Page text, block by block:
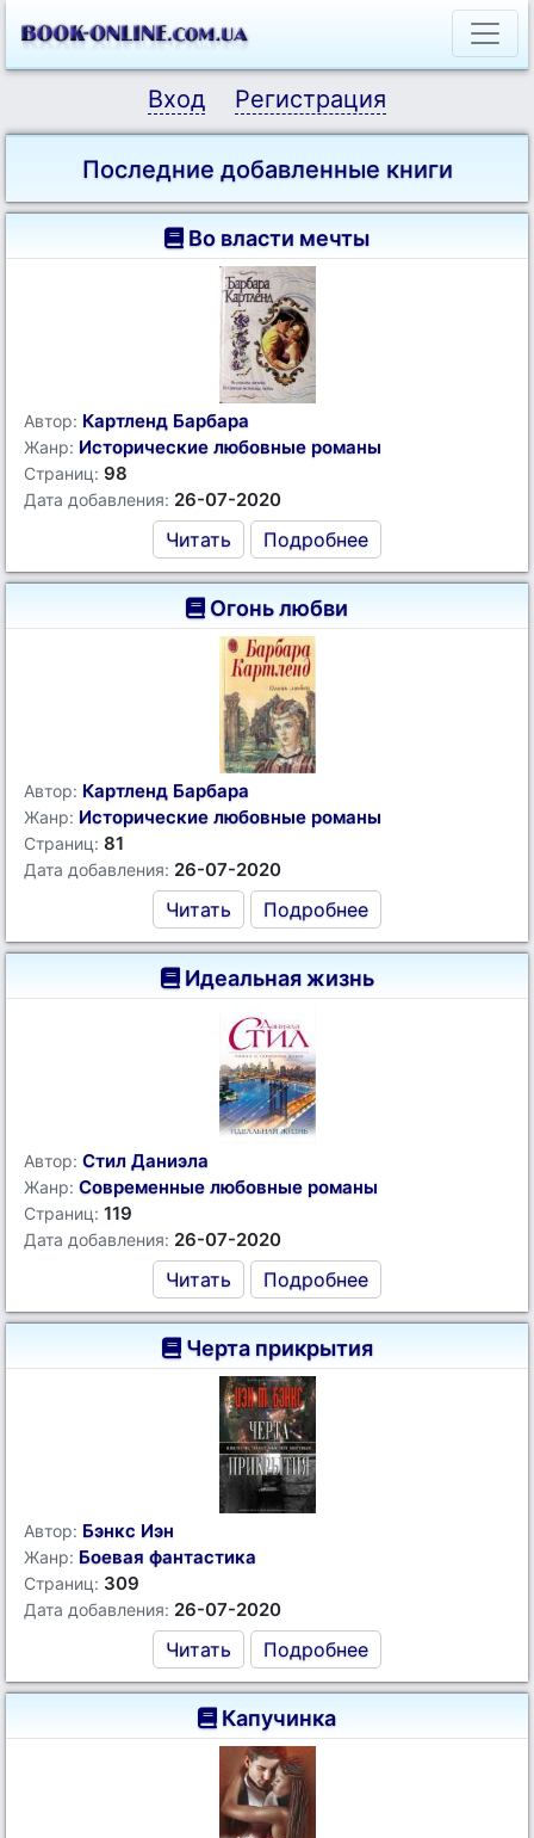
Вход Регистрация
Последние добавленные книги
Во власти мечты
Автор: Картленд Барбара
Жанр: Исторические любовные романы
Страниц: 98
Дата добавления: 26-07-2020
Читать Подробнее
Огонь любви
Автор: Картленд Барбара
Жанр: Исторические любовные романы
Страниц: 81
Дата добавления: 26-07-2020
Читать Подробнее
Идеальная жизнь
Автор: Стил Даниэла
Жанр: Современные любовные романы
Страниц: 119
Дата добавления: 26-07-2020
Читать Подробнее
Черта прикрытия
Автор: Бэнкс Иэн
Жанр: Боевая фантастика
Страниц: 309
Дата добавления: 26-07-2020
Читать Подробнее
Капучинка